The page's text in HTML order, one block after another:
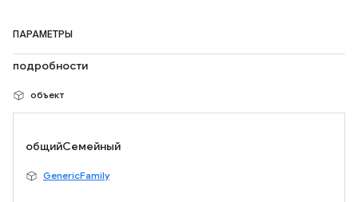
ПАРАМЕТРЫ
подробности
объект
общийСемейный
GenericFamily